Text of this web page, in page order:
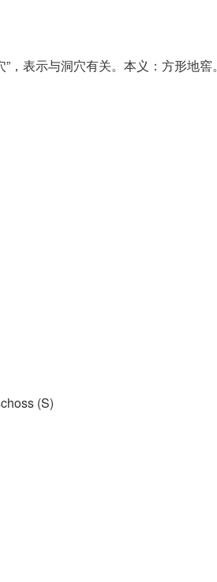
，表示与洞穴有关。本义：方形地窖。
(S)